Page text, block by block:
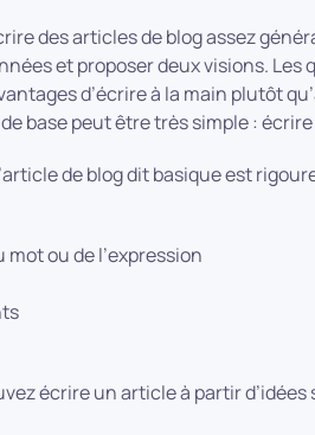
des articles de blog assez
et proposer deux visions.
d’écrire à la main plutôt
base peut être très simple :
de blog dit basique est
ou de l’expression
écrire un article à partir